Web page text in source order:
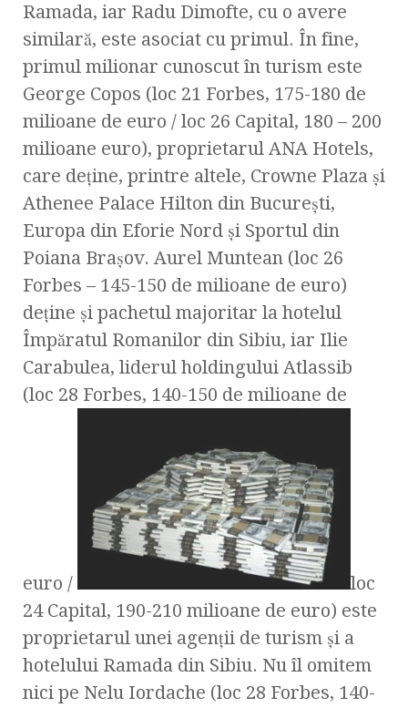
Ramada, iar Radu Dimofte, cu o avere
similară, este asociat cu primul. În fine,
primul milionar cunoscut în turism este
George Copos (loc 21 Forbes, 175-180 de
milioane de euro / loc 26 Capital, 180 – 200
milioane euro), proprietarul ANA Hotels,
care deţine, printre altele, Crowne Plaza şi
Athenee Palace Hilton din Bucureşti,
Europa din Eforie Nord şi Sportul din
Poiana Braşov. Aurel Muntean (loc 26
Forbes – 145-150 de milioane de euro)
deţine şi pachetul majoritar la hotelul
Împăratul Romanilor din Sibiu, iar Ilie
Carabulea, liderul holdingului Atlassib
(loc 28 Forbes, 140-150 de milioane de
euro /
loc
24 Capital, 190-210 milioane de euro) este
proprietarul unei agenţii de turism şi a
hotelului Ramada din Sibiu. Nu îl omitem
nici pe Nelu Iordache (loc 28 Forbes, 140-